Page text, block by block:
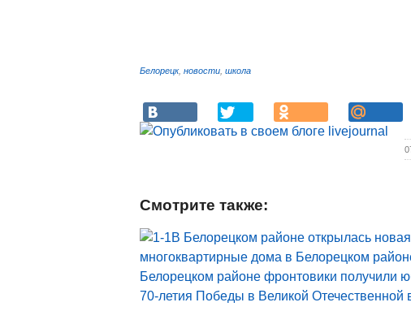
Белорецк, новости школа
Смотрите также:
В Белорецком районе открылась новая
многоквартирные дома в Белорецком
Белорецком районе фронтовики получили
70-летия Победы в Великой Отечественной